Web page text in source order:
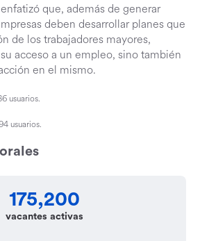
que, además de generar
deben desarrollar planes que
de los trabajadores mayores,
acceso a un empleo, sino también
en el mismo.
usuarios.
usuarios.
175,200
vacantes activas